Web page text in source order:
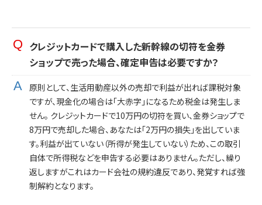
クレジットカードで購入した新幹線の切符を金券
ショップで売った場合、確定申告は必要ですか？
原則として、生活用動産以外の売却で利益が出れば課税対象
ですが、現金化の場合は「大赤字」になるため税金は発生しま
せん。 クレジットカードで10万円の切符を買い、金券ショップで
8万円で売却した場合、あなたは「2万円の損失」を出していま
す。利益が出ていない（所得が発生していない）ため、この取引
自体で所得税などを申告する必要はありません。ただし、繰り
返しますがこれはカード会社の規約違反であり、発覚すれば強
制解約となります。